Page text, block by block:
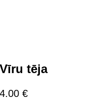
Vīru tēja
4.00 €